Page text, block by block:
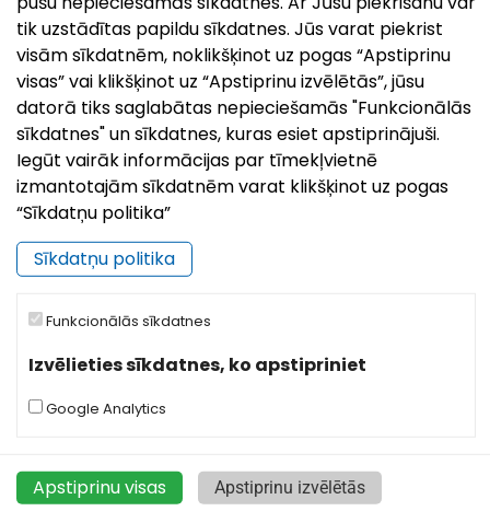
Ko darīt
Pa Kārsavas vēstures takām
Velomaršruts nr. 782 “Sajust Aizgāršu”
tik uzstādītas papildu sīkdatnes. Jūs varat piekrist
visām sīkdatnēm, noklikšķinot uz pogas “Apstiprinu
visas” vai klikšķinot uz “Apstiprinu izvēlētās”, jūsu
datorā tiks saglabātas nepieciešamās "Funkcionālās
sīkdatnes" un sīkdatnes, kuras esiet apstiprinājuši.
Iegūt vairāk informācijas par tīmekļvietnē
izmantotajām sīkdatnēm varat klikšķinot uz pogas
“Sīkdatņu politika”
Sīkdatņu politika
Funkcionālās sīkdatnes
Izvēlieties sīkdatnes, ko apstipriniet
Google Analytics
Apstiprinu visas Apstiprinu izvēlētās